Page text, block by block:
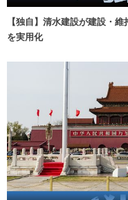
【独自】清水建設が建設・
を実用化